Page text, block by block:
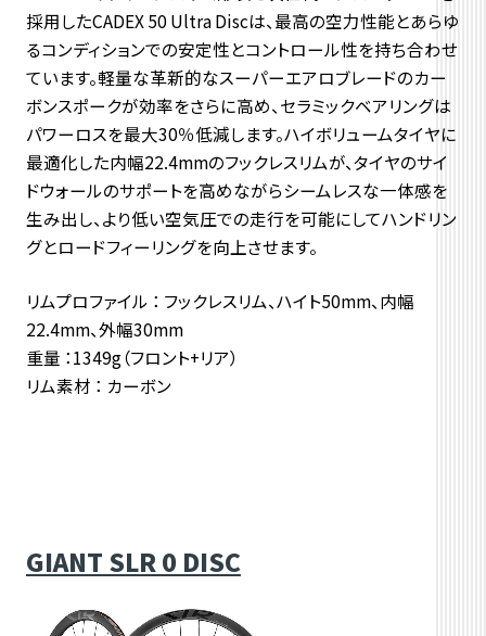
採用したCADEX 50 Ultra Discは、最高の空力性能とあらゆ
るコンディションでの安定性とコントロール性を持ち合わせ
ています。軽量な革新的なスーパーエアロブレードのカー
ボンスポークが効率をさらに高め、セラミックベアリングは
パワーロスを最大30％低減します。ハイボリュームタイヤに
最適化した内幅22.4mmのフックレスリムが、タイヤのサイ
ドウォールのサポートを高めながらシームレスな一体感を
生み出し、より低い空気圧での走行を可能にしてハンドリン
グとロードフィーリングを向上させます。
リムプロファイル ： フックレスリム、ハイト50mm、内幅
22.4mm、外幅30mm
重量 ：1349g（フロント+リア）
リム素材 ： カーボン
GIANT SLR 0 DISC